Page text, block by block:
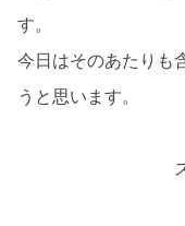
す。
今日はそのあたりも
うと思います。